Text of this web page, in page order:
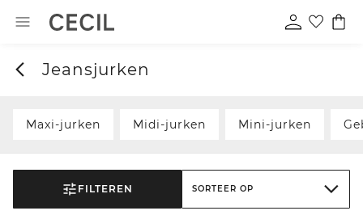
Jeansjurken
Maxi-jurken Midi-jurken Mini-jurken
FILTEREN SORTEER OP